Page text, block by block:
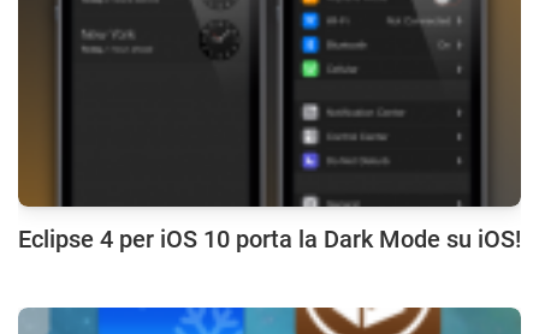
Eclipse 4 per iOS 10 porta la Dark Mode su iOS!